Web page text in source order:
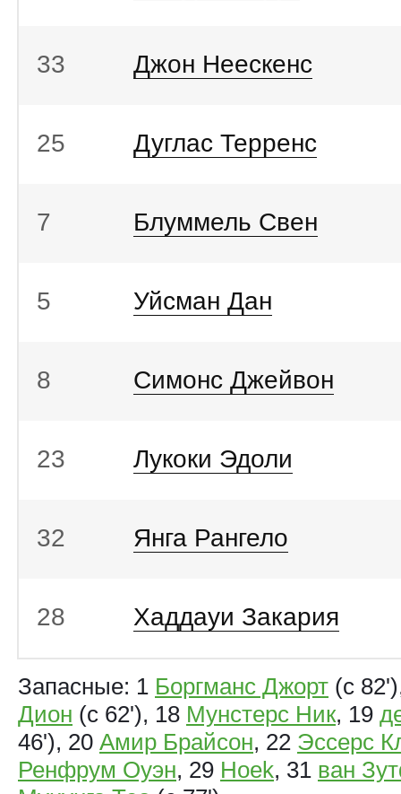
33 Джон Неескенс
25 Дуглас Терренс
7 Блуммель Свен
5 Уйсман Дан
8 Симонс Джейвон
23 Лукоки Эдоли
32 Янга Рангело
28 Хаддауи Закария
Запасные: 1 Боргманс Джорт (с
Дион (с 62'), 18 Мунстерс Ник, 19
46'), 20 Амир Брайсон, 22 Эссерс
Ренфрум Оуэн, 29 Hoek, 31 ван